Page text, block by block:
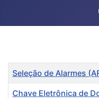
Título
Seleção de Alarmes
Chave Eletrônica de